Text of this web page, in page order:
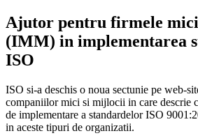
Ajutor pentru firmele
(IMM) in implementarea
ISO
ISO si-a deschis o noua sectunie pe web-
companiilor mici si mijlocii in care descrie
de implementare a standardelor ISO
in aceste tipuri de organizatii.